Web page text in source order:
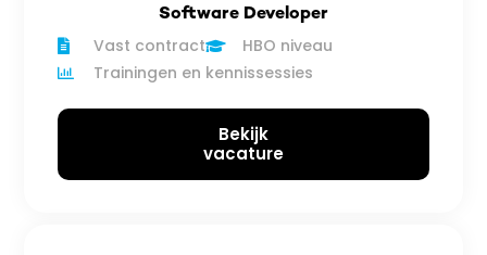
Software Developer
Vast contract
HBO niveau
Trainingen en kennissessies
Bekijk
vacature